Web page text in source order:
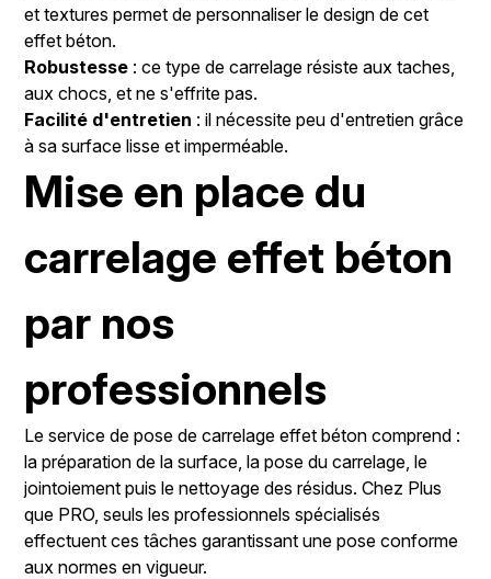
et textures permet de personnaliser le design de cet
effet béton.
Robustesse : ce type de carrelage résiste aux taches,
aux chocs, et ne s'effrite pas.
Facilité d'entretien : il nécessite peu d'entretien grâce
à sa surface lisse et imperméable.
Mise en place du
carrelage effet béton
par nos
professionnels
Le service de pose de carrelage effet béton comprend :
la préparation de la surface, la pose du carrelage, le
jointoiement puis le nettoyage des résidus. Chez Plus
que PRO, seuls les professionnels spécialisés
effectuent ces tâches garantissant une pose conforme
aux normes en vigueur.